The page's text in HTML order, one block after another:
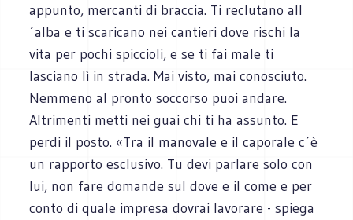
appunto, mercanti di braccia. Ti reclutano all
´alba e ti scaricano nei cantieri dove rischi la
vita per pochi spiccioli, e se ti fai male ti
lasciano lì in strada. Mai visto, mai conosciuto.
Nemmeno al pronto soccorso puoi andare.
Altrimenti metti nei guai chi ti ha assunto. E
perdi il posto. «Tra il manovale e il caporale c´è
un rapporto esclusivo. Tu devi parlare solo con
lui, non fare domande sul dove e il come e per
conto di quale impresa dovrai lavorare - spiega